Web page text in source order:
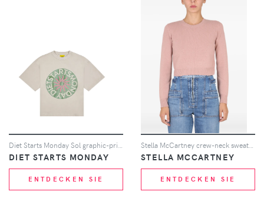
DIET STARTS MONDAY
ENTDECKEN SIE
STELLA MCCARTNEY
ENTDECKEN SIE